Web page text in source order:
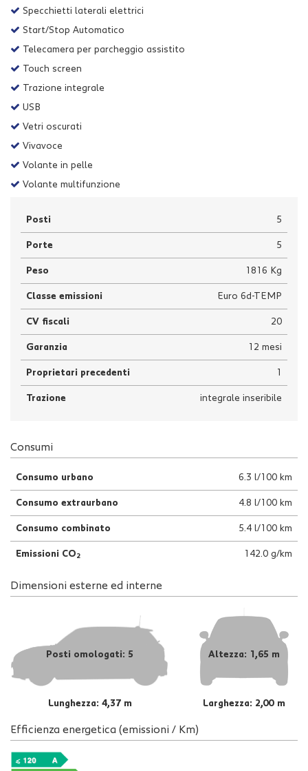
Specchietti laterali elettrici
Start/Stop Automatico
Telecamera per parcheggio assistito
Touch screen
Trazione integrale
USB
Vetri oscurati
Vivavoce
Volante in pelle
Volante multifunzione
Posti 5
Porte 5
Peso 1816 Kg
Classe emissioni Euro 6d-TEMP
CV fiscali 20
Garanzia 12 mesi
Proprietari precedenti 1
Trazione integrale inseribile
Consumi
Consumo urbano 6.3 l/100 km
Consumo extraurbano 4.8 l/100 km
Consumo combinato 5.4 l/100 km
Emissioni CO 2 142.0 g/km
Dimensioni esterne ed interne
Posti omologati: 5
Lunghezza: 4,37 m
Altezza: 1,65 m
Larghezza: 2,00 m
Efficienza energetica (emissioni / Km)